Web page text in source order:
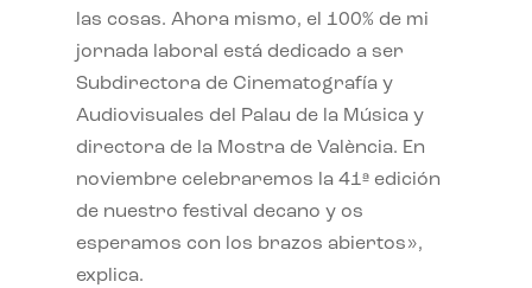
las cosas. Ahora mismo, el 100% de mi
jornada laboral está dedicado a ser
Subdirectora de Cinematografía y
Audiovisuales del Palau de la Música y
directora de la Mostra de València. En
noviembre celebraremos la 41ª edición
de nuestro festival decano y os
esperamos con los brazos abiertos»,
explica.